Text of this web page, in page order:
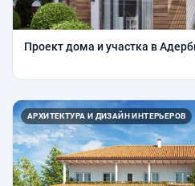
Проект дома и участка в
АРХИТЕКТУРА И ДИЗАЙН ИНТЕРЬЕРОВ